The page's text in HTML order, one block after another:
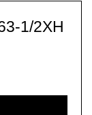
1/2XH